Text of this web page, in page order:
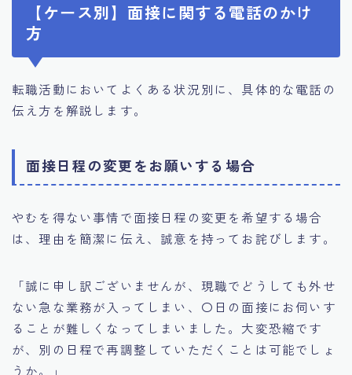
【ケース別】面接に関する電話のかけ
方
転職活動においてよくある状況別に、具体的な電話の
伝え方を解説します。
面接日程の変更をお願いする場合
やむを得ない事情で面接日程の変更を希望する場合
は、理由を簡潔に伝え、誠意を持ってお詫びします。
「誠に申し訳ございませんが、現職でどうしても外せ
ない急な業務が入ってしまい、〇日の面接にお伺いす
ることが難しくなってしまいました。大変恐縮です
が、別の日程で再調整していただくことは可能でしょ
うか。」